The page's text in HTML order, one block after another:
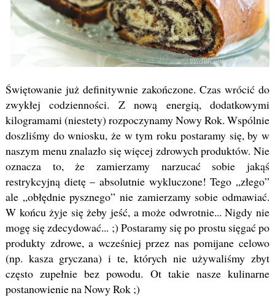
Świętowanie już definitywnie zakończone. Czas wrócić do
zwykłej codzienności. Z nową energią, dodatkowymi
kilogramami (niestety) rozpoczynamy Nowy Rok. Wspólnie
doszliśmy do wniosku, że w tym roku postaramy się, by w
naszym menu znalazło się więcej zdrowych produktów. Nie
oznacza to, że zamierzamy narzucać sobie jakąś
restrykcyjną dietę – absolutnie wykluczone! Tego „złego”
ale „obłędnie pysznego” nie zamierzamy sobie odmawiać.
W końcu żyje się żeby jeść, a może odwrotnie... Nigdy nie
mogę się zdecydować... ;) Postaramy się po prostu sięgać po
produkty zdrowe, a wcześniej przez nas pomijane celowo
(np. kasza gryczana) i te, których nie używaliśmy zbyt
często zupełnie bez powodu. Ot takie nasze kulinarne
postanowienie na Nowy Rok ;)